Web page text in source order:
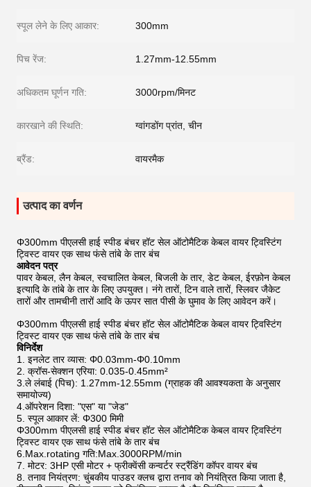
स्पूल लेने के लिए आकार: 300mm
पिच रेंज: 1.27mm-12.55mm
अधिकतम घूर्णन गति: 3000rpm/मिनट
कारखाने की स्थिति: ग्वांगडोंग प्रांत, चीन
ब्रैंड: वायरमैक
उत्पाद का वर्णन
Φ300mm पीएलसी हाई स्पीड बंचर हॉट सेल ऑटोमैटिक केबल वायर ट्विस्टिंग
ट्विस्ट वायर एक साथ फंसे तांबे के तार बंच
आवेदन पत्र
पावर केबल, लैन केबल, स्वचालित केबल, बिजली के तार, डेट केबल, ईरफ़ोन केबल
इत्यादि के तांबे के तार के लिए उपयुक्त। नंगे तारों, टिन वाले तारों, स्लिवर जैकेट
तारों और तामचीनी तारों आदि के ऊपर सात पीसी के घुमाव के लिए आवेदन करें।
Φ300mm पीएलसी हाई स्पीड बंचर हॉट सेल ऑटोमैटिक केबल वायर ट्विस्टिंग
ट्विस्ट वायर एक साथ फंसे तांबे के तार बंच
विनिर्देश
1. इनलेट तार व्यास: Φ0.03mm-Φ0.10mm
2. क्रॉस-सेक्शन एरिया: 0.035-0.45mm²
3.ले लंबाई (पिच): 1.27mm-12.55mm (ग्राहक की आवश्यकता के अनुसार
समायोज्य)
4.ऑपरेशन दिशा: "एस" या "जेड"
5. स्पूल आकार लें: Φ300 मिमी
Φ300mm पीएलसी हाई स्पीड बंचर हॉट सेल ऑटोमैटिक केबल वायर ट्विस्टिंग
ट्विस्ट वायर एक साथ फंसे तांबे के तार बंच
6.Max.rotating गति:Max.3000RPM/min
7. मोटर: 3HP एसी मोटर + फ्रीक्वेंसी कन्वर्टर स्ट्रैंडिंग कॉपर वायर बंच
8. तनाव नियंत्रण: चुंबकीय पाउडर क्लच द्वारा तनाव को नियंत्रित किया जाता है,